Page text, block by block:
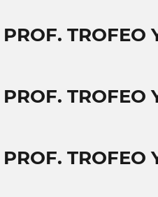
PROF.
PROF.
PROF.